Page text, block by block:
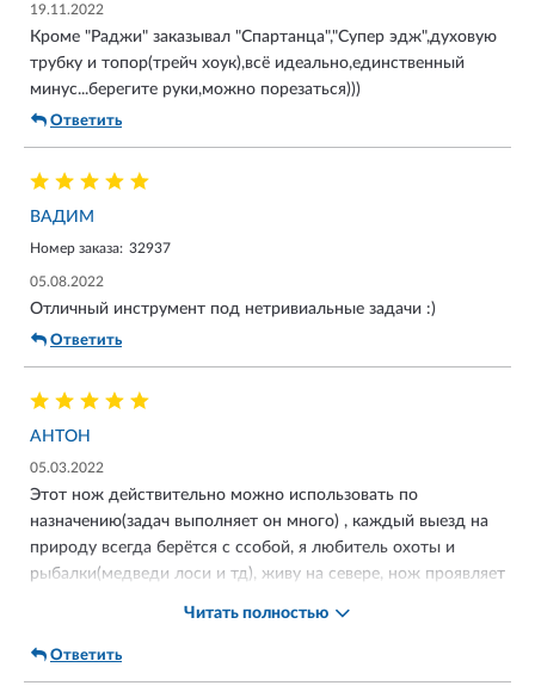
19.11.2022
Кроме "Раджи" заказывал "Спартанца","Супер эдж",духовую
трубку и топор(трейч хоук),всё идеально,единственный
минус...берегите руки,можно порезаться)))
Ответить
ВАДИМ
Номер заказа: 32937
05.08.2022
Отличный инструмент под нетривиальные задачи :)
Ответить
АНТОН
05.03.2022
Этот нож действительно можно использовать по
назначению(задач выполняет он много) , каждый выезд на
природу всегда берётся с ссобой, я любитель охоты и
рыбалки(медведи лоси и тд), живу на севере, нож проявляет
первый раз, полностью соответствует описанию в магазине.
Личное мнение, это один из топовых ножей в линейке
Читать полностью
Ответить